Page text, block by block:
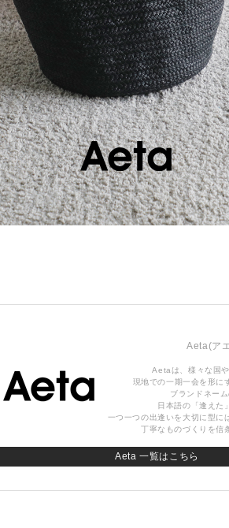
Aeta(ア
Aetaは、様々な国
現地での一期一会を形に
ブランドネー
日本語の「逢えた
一つ一つの出逢いを大切に型に
丁寧なものづくりを信
Aeta 一覧はこちら